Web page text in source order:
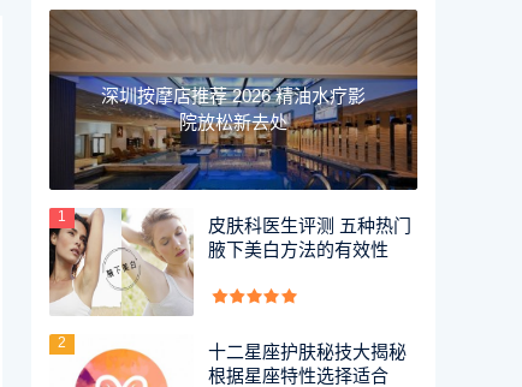
深圳按摩店推荐 2026 精油水疗影
院放松新去处
1
皮肤科医生评测 五种热门
腋下美白方法的有效性
2
十二星座护肤秘技大揭秘
根据星座特性选择适合